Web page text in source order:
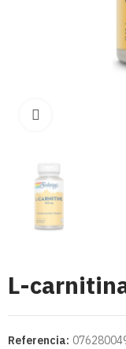
L-
Referencia: